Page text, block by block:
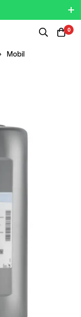
0
Mobil